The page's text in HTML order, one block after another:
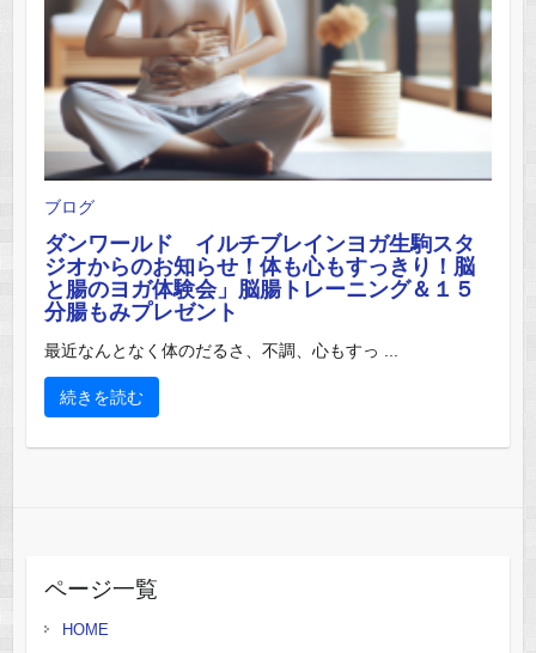
ブログ
ダンワールド イルチブレインヨガ生駒スタ
ジオからのお知らせ！体も心もすっきり！脳
と腸のヨガ体験会」脳腸トレーニング＆１５
分腸もみプレゼント
最近なんとなく体のだるさ、不調、心もすっ ...
続きを読む
ページ一覧
HOME